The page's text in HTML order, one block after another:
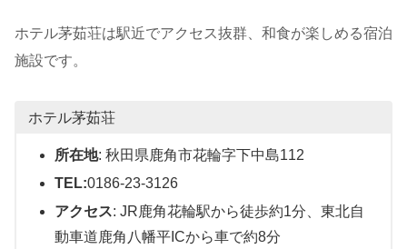
ホテル茅茹荘は駅近でアクセス抜群、和食が楽しめる宿泊
施設です。
ホテル茅茹荘
所在地: 秋田県鹿角市花輪字下中島112
TEL:0186-23-3126
アクセス: JR鹿角花輪駅から徒歩約1分、東北自
動車道鹿角八幡平ICから車で約8分